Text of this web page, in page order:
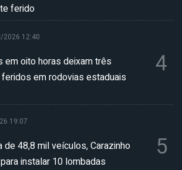
ferido
2026 12:40
em oito horas deixam três
em rodovias estaduais
4
19:07
de 48,8 mil veículos, Carazinho
instalar 10 lombadas
5